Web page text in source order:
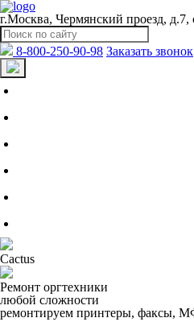
г.Москва, Чермянский проезд, д.7,
8-800-250-90-98 Заказать звонок
Cactus
Ремонт оргтехники
любой сложности
ремонтируем принтеры, факсы,